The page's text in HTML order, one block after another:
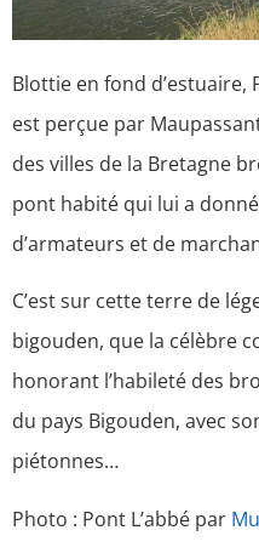
Blottie en fond d’estuaire,
est perçue par
des villes de la Bretagne
pont habité qui lui a
d’armateurs et de
C’est sur cette terre de
bigouden, que la célèbre
honorant l’habileté des
du pays Bigouden, avec
piétonnes…
Photo : Pont L’abbé par